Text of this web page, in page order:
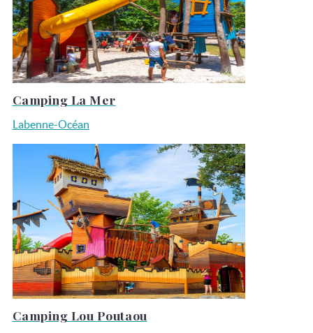
Camping La Mer
Labenne-Océan
Camping Lou Poutaou